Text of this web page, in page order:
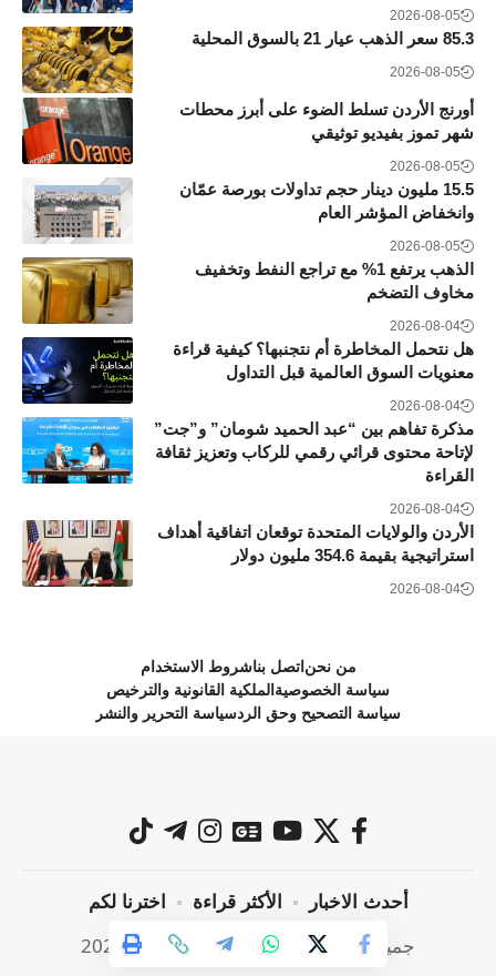
2026-08-05
85.3 سعر الذهب عيار 21 بالسوق المحلية
2026-08-05
أورنج الأردن تسلط الضوء على أبرز محطات
شهر تموز بفيديو توثيقي
2026-08-05
15.5 مليون دينار حجم تداولات بورصة عمّان
وانخفاض المؤشر العام
2026-08-05
الذهب يرتفع 1% مع تراجع النفط وتخفيف
مخاوف التضخم
2026-08-04
هل نتحمل المخاطرة أم نتجنبها؟ كيفية قراءة
معنويات السوق العالمية قبل التداول
2026-08-04
مذكرة تفاهم بين “عبد الحميد شومان” و”جت”
لإتاحة محتوى قرائي رقمي للركاب وتعزيز ثقافة
القراءة
2026-08-04
الأردن والولايات المتحدة توقعان اتفاقية أهداف
استراتيجية بقيمة 354.6 مليون دولار
2026-08-04
من نحن اتصل بناشروط الاستخدام
سياسة الخصوصية الملكية القانونية والترخيص
سياسة التصحيح وحق الردسياسة التحرير والنشر
جميع الحقوق محفوظة @ صراحة نيوز 2024
أحدث الاخبار الأكثر قراءة اخترنا لكم